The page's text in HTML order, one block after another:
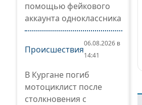
помощью фейкового
аккаунта одноклассника
Происшествия
06.08.2026 в
14:41
В Кургане погиб
мотоциклист после
столкновения с